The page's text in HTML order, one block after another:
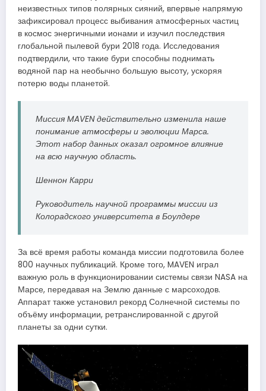
неизвестных типов полярных сияний, впервые напрямую
зафиксировал процесс выбивания атмосферных частиц
в космос энергичными ионами и изучил последствия
глобальной пылевой бури 2018 года. Исследования
подтвердили, что такие бури способны поднимать
водяной пар на необычно большую высоту, ускоряя
потерю воды планетой.
Миссия MAVEN действительно изменила наше
понимание атмосферы и эволюции Марса.
Этот набор данных оказал огромное влияние
на всю научную область.
Шеннон Карри
Руководитель научной программы миссии из
Колорадского университета в Боулдере
За всё время работы команда миссии подготовила более
800 научных публикаций. Кроме того, MAVEN играл
важную роль в функционировании системы связи NASA на
Марсе, передавая на Землю данные с марсоходов.
Аппарат также установил рекорд Солнечной системы по
объёму информации, ретранслированной с другой
планеты за одни сутки.